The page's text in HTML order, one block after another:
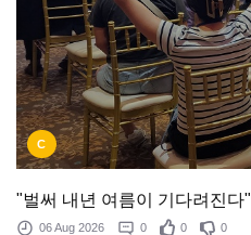
C
"벌써 내년 여름이 기다려진다"
06 Aug 2026 0 0 0